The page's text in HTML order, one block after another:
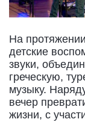
На
детские
звуки,
греческую,
музыку.
вечер
жизни, с